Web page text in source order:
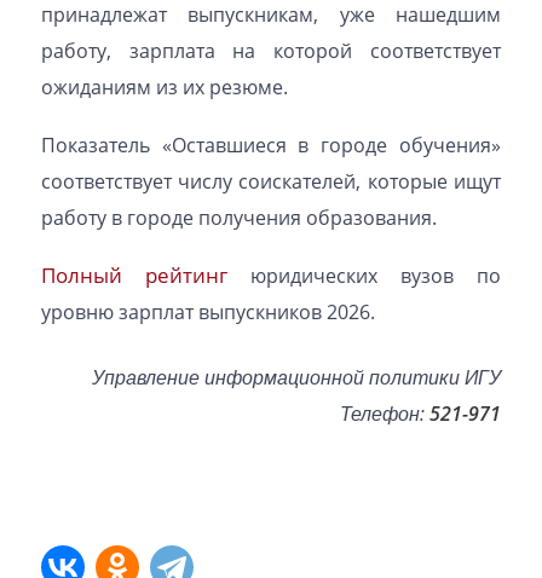
принадлежат выпускникам, уже нашедшим
работу, зарплата на которой соответствует
ожиданиям из их резюме.
Показатель «Оставшиеся в городе обучения»
соответствует числу соискателей, которые ищут
работу в городе получения образования.
Полный рейтингюридических вузов по
уровню зарплат выпускников 2026.
Управление информационной политики ИГУ
Телефон:521-971